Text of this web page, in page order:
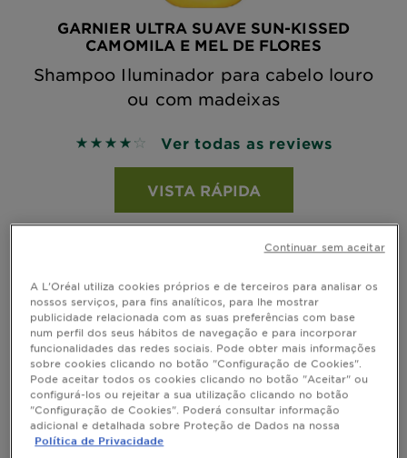
GARNIER ULTRA SUAVE SUN-KISSED
CAMOMILA E MEL DE FLORES
Shampoo Iluminador para cabelo louro
ou com madeixas
4.2 out of 5 stars based on reviews
Ver todas as reviews
VISTA RÁPIDA
A L'Oréal utiliza cookies próprios e de terceiros para analisar os
nossos serviços, para fins analíticos, para lhe mostrar
publicidade relacionada com as suas preferências com base
num perfil dos seus hábitos de navegação e para incorporar
funcionalidades das redes sociais. Pode obter mais informações
sobre cookies clicando no botão "Configuração de Cookies".
Pode aceitar todos os cookies clicando no botão "Aceitar" ou
configurá-los ou rejeitar a sua utilização clicando no botão
"Configuração de Cookies". Poderá consultar informação
adicional e detalhada sobre Proteção de Dados na nossa
Política de Privacidade
Continuar sem aceitar